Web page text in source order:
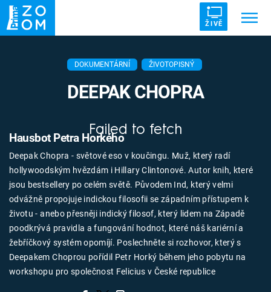
ŽIVĚ
ZRÁDCI UFO DRUHÁ SVĚTOVÁ VÁLKA
VETŘELCI DÁVNOVĚKU
Témata
Témata
Pořady
TV Program
DOKUMENTÁRNÍ ŽIVOTOPISNÝ
DEEPAK CHOPRA
Failed to fetch
Deepak Chopra - světové eso v koučingu. Muž, který radí
hollywoodským hvězdám i Hillary Clintonové. Autor knih, které
jsou bestsellery po celém světě. Původem Ind, který velmi
odvážně propojuje indickou filosofii se západním přístupem k
životu - anebo přesněji indický filosof, který lidem na Západě
poodkrývá pravidla a fungování hodnot, které náš kariérní a
žebříčkový systém opomíjí. Poslechněte si rozhovor, který s
Deepakem Choprou pořídil Petr Horký během jeho pobytu na
workshopu pro společnost Felicius v České republice
Hausbot Petra Horkého